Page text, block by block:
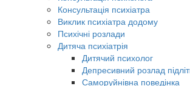
Консультація психіатра
Виклик психіатра додому
Психічні розлади
Дитяча психіатрія
Дитячий психолог
Депресивний розлад
Саморуйнівна поведінка